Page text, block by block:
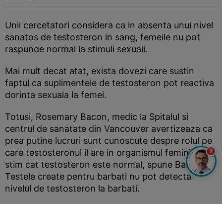
Unii cercetatori considera ca in absenta unui nivel
sanatos de testosteron in sang, femeile nu pot
raspunde normal la stimuli sexuali.
Mai mult decat atat, exista dovezi care sustin
faptul ca suplimentele de testosteron pot reactiva
dorinta sexuala la femei.
Totusi, Rosemary Bacon, medic la Spitalul si
centrul de sanatate din Vancouver avertizeaza ca
prea putine lucruri sunt cunoscute despre rolul pe
care testosteronul il are in organismul feminin. Nu
stim cat testosteron este normal, spune Basson.
Testele create pentru barbati nu pot detecta
nivelul de testosteron la barbati.
?